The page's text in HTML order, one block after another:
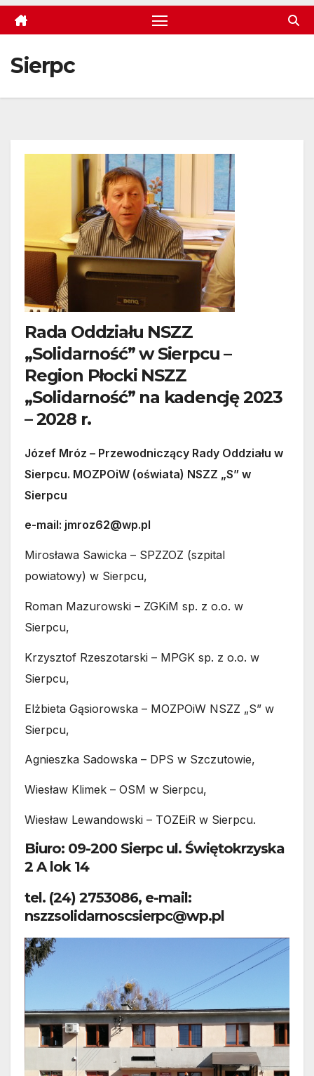
Sierpc
Rada Oddziału NSZZ
„Solidarność” w Sierpcu –
Region Płocki NSZZ
„Solidarność” na kadencję 2023
– 2028 r.
Józef Mróz – Przewodniczący Rady Oddziału w
Sierpcu. MOZPOiW (oświata) NSZZ „S” w
Sierpcu
e-mail: jmroz62@wp.pl
Mirosława Sawicka – SPZZOZ (szpital
powiatowy) w Sierpcu,
Roman Mazurowski – ZGKiM sp. z o.o. w
Sierpcu,
Krzysztof Rzeszotarski – MPGK sp. z o.o. w
Sierpcu,
Elżbieta Gąsiorowska – MOZPOiW NSZZ „S” w
Sierpcu,
Agnieszka Sadowska – DPS w Szczutowie,
Wiesław Klimek – OSM w Sierpcu,
Wiesław Lewandowski – TOZEiR w Sierpcu.
Biuro: 09-200 Sierpc ul. Świętokrzyska
2 A lok 14
tel. (24) 2753086, e-mail:
nszzsolidarnoscsierpc@wp.pl